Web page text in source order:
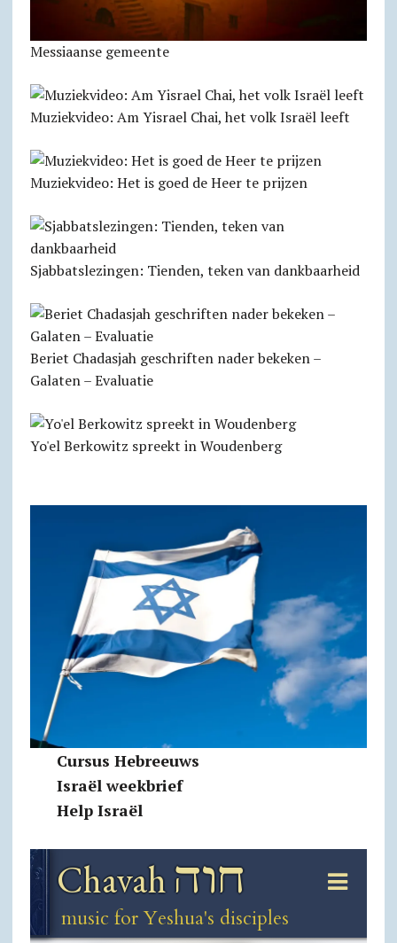
Messiaanse gemeente
Muziekvideo: Am Yisrael Chai, het volk Israël leeft
Muziekvideo: Het is goed de Heer te prijzen
Sjabbats­lezingen: Tienden, teken van dankbaarheid
Beriet Chadasjah geschriften nader bekeken –
Galaten – Evaluatie
Yo'el Berkowitz spreekt in Woudenberg
Cursus Hebreeuws
Israël weekbrief
Help Israël